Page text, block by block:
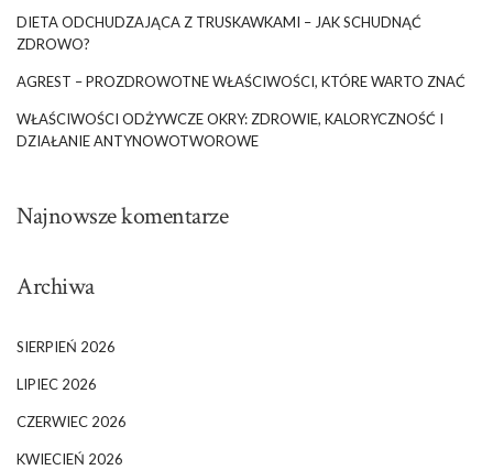
DIETA ODCHUDZAJĄCA Z TRUSKAWKAMI – JAK SCHUDNĄĆ
ZDROWO?
AGREST – PROZDROWOTNE WŁAŚCIWOŚCI, KTÓRE WARTO ZNAĆ
WŁAŚCIWOŚCI ODŻYWCZE OKRY: ZDROWIE, KALORYCZNOŚĆ I
DZIAŁANIE ANTYNOWOTWOROWE
Najnowsze komentarze
Archiwa
SIERPIEŃ 2026
LIPIEC 2026
CZERWIEC 2026
KWIECIEŃ 2026